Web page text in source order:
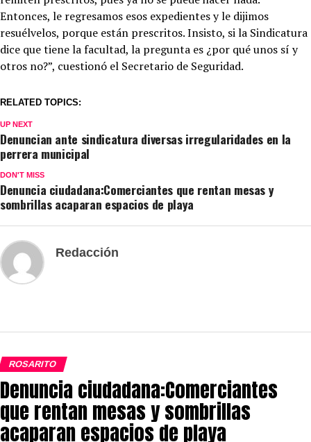
Entonces, le regresamos esos expedientes y le dijimos
resuélvelos, porque están prescritos. Insisto, si la Sindicatura
dice que tiene la facultad, la pregunta es ¿por qué unos sí y
otros no?”, cuestionó el Secretario de Seguridad.
RELATED TOPICS:
UP NEXT
Denuncian ante sindicatura diversas irregularidades en la
perrera municipal
DON'T MISS
Denuncia ciudadana:Comerciantes que rentan mesas y
sombrillas acaparan espacios de playa
Redacción
ROSARITO
Denuncia ciudadana:Comerciantes
que rentan mesas y sombrillas
acaparan espacios de playa